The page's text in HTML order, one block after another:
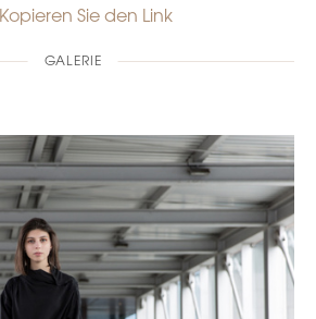
Kopieren Sie den Link
GALERIE